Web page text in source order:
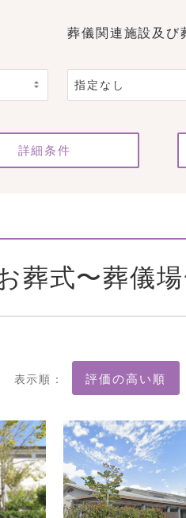
葬儀関連施設及び
詳細条件
葬式〜葬儀
表示順：